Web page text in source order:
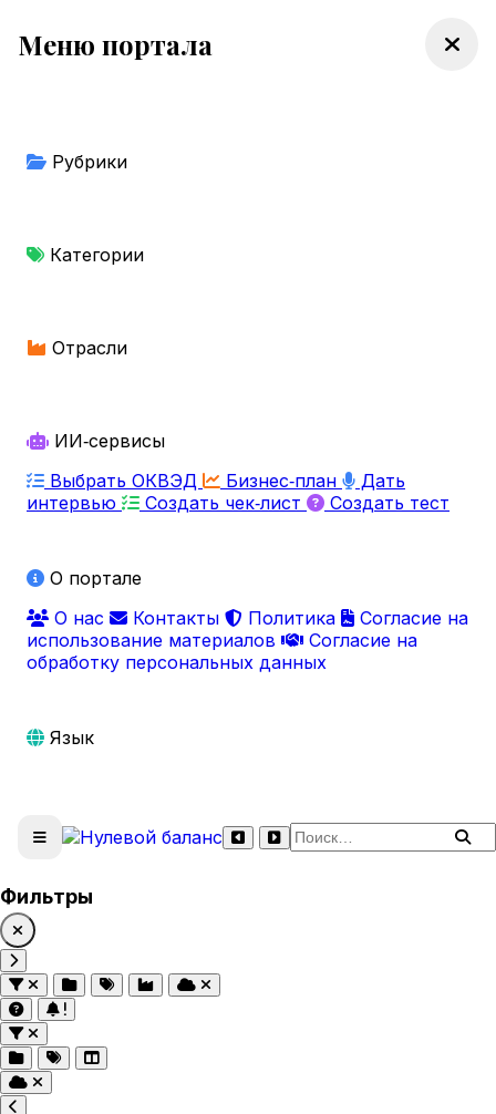
Меню портала
Рубрики
Категории
Отрасли
ИИ‑сервисы
Выбрать ОКВЭД
Бизнес‑план
Дать
интервью
Создать чек‑лист Создать тест
О портале
О нас
Контакты Политика
Согласие на
использование материалов
Согласие на
обработку персональных данных
Язык
Поиск по сайту
Фильтры